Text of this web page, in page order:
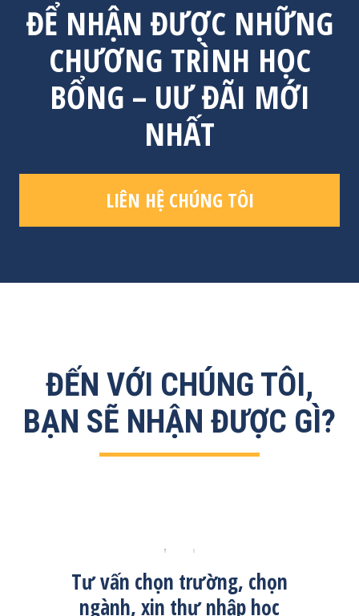
ĐỂ NHẬN ĐƯỢC NHỮNG
CHƯƠNG TRÌNH HỌC
BỔNG – UƯ ĐÃI MỚI
NHẤT
LIÊN HỆ CHÚNG TÔI
ĐẾN VỚI CHÚNG TÔI,
BẠN SẼ NHẬN ĐƯỢC GÌ?
Tư vấn chọn trường, chọn
ngành, xin thư nhập học